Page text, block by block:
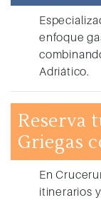
enfoque
Adriático.
Reserva
Griegas
En
itinerarios